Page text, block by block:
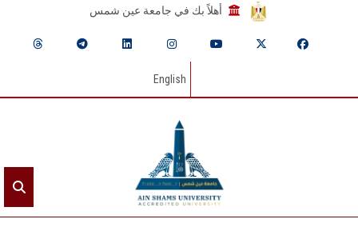
أهلاً بك في جامعة عين شمس
English